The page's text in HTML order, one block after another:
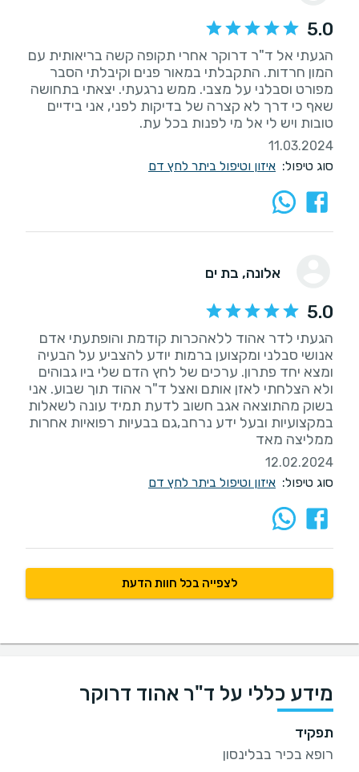
5.0
הגעתי אל ד"ר דרוקר אחרי תקופה קשה בריאותית עם
המון חרדות. התקבלתי במאור פנים וקיבלתי הסבר
מפורט וסבלני על מצבי. ממש נרגעתי. יצאתי בתחושה
שאף כי דרך לא קצרה של בדיקות לפני, אני בידיים
טובות ויש לי אל מי לפנות בכל עת.
11.03.2024
סוג טיפול: איזון וטיפול ביתר לחץ דם
אלונה, בת ים
5.0
הגעתי לדר אהוד ללאהכרות קודמת והופתעתי אדם
אנושי סבלני ומקצוען ברמות יודע להצביע על הבעיה
ומצא יחד פתרון. ערכים של לחץ הדם שלי ביו גבוהים
ולא הצלחתי לאזן אותם ואצל ד"ר אהוד תוך שבוע. אני
בשוק מהתוצאה אגב חשוב לדעת תמיד עונה לשאלות
במקצועיות ובעל ידע נרחב,גם בבעיות רפואיות אחרות
ממליצה מאד
12.02.2024
סוג טיפול: איזון וטיפול ביתר לחץ דם
לצפייה בכל חוות הדעת
מידע כללי על ד"ר אהוד דרוקר
תפקיד
רופא בכיר בבלינסון